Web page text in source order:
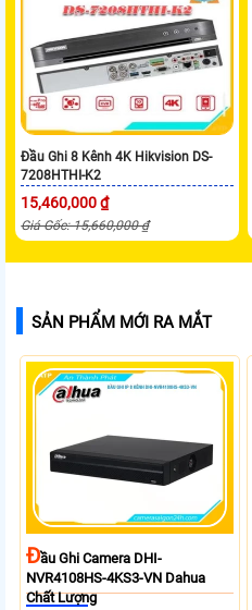
Đầu Ghi 8 Kênh 4K Hikvision DS-
7208HTHI-K2
15,460,000 ₫
Giá Gốc: 15,660,000 ₫
SẢN PHẨM MỚI RA MẮT
ĐẦu Ghi Camera DHI-
NVR4108HS-4KS3-VN Dahua
Chất Lượng